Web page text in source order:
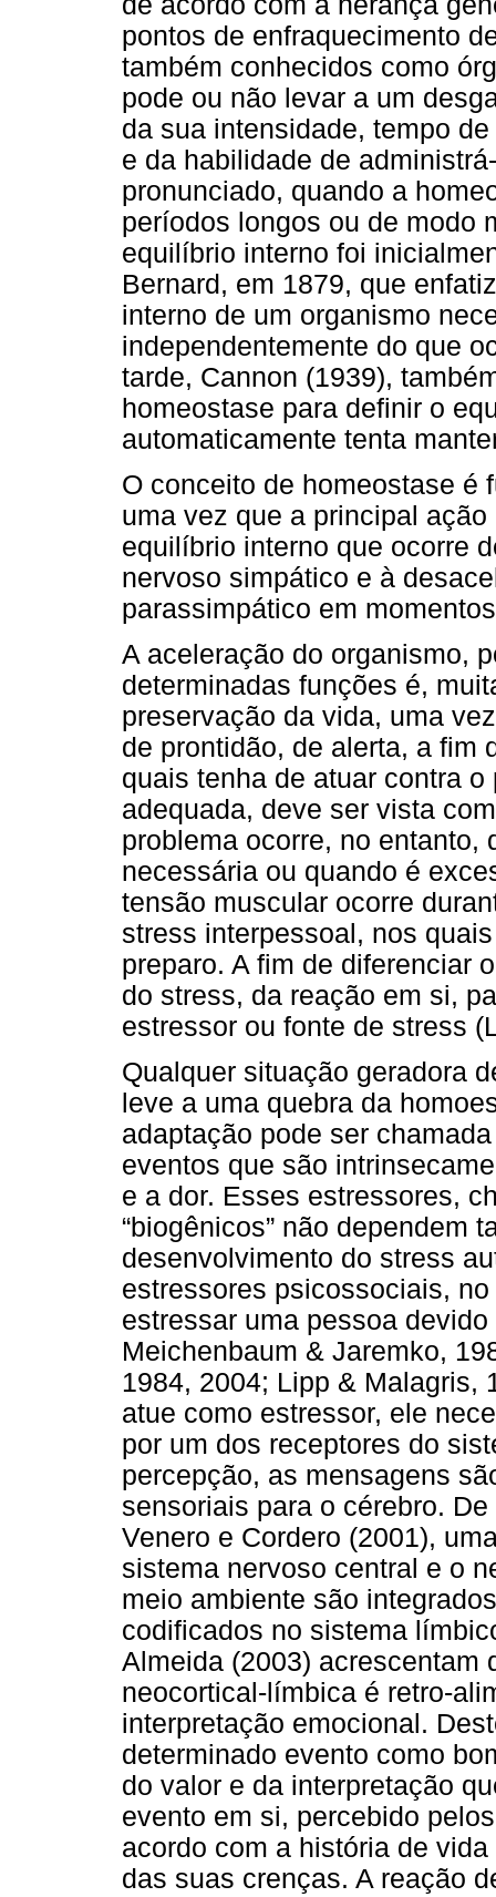
pontos de enfraquecimento
também conhecidos como
pode ou não levar a um
da sua intensidade, tempo
e da habilidade de
pronunciado, quando a
períodos longos ou de modo
equilíbrio interno foi
Bernard, em 1879, que
interno de um organismo
independentemente do que
tarde, Cannon (1939),
homeostase para definir o
automaticamente tenta
O conceito de homeostase é
uma vez que a principal
equilíbrio interno que ocorre
nervoso simpático e à
parassimpático em
A aceleração do organismo,
determinadas funções é,
preservação da vida, uma
de prontidão, de alerta, a fim
quais tenha de atuar contra
adequada, deve ser vista
problema ocorre, no entanto,
necessária ou quando é
tensão muscular ocorre
stress interpessoal, nos
preparo. A fim de diferenciar
do stress, da reação em si,
estressor ou fonte de stress
Qualquer situação geradora
leve a uma quebra da
adaptação pode ser
eventos que são
e a dor. Esses estressores,
“biogênicos” não dependem
desenvolvimento do stress
estressores psicossociais,
estressar uma pessoa
Meichenbaum & Jaremko,
1984, 2004; Lipp & Malagris,
atue como estressor, ele
por um dos receptores do
percepção, as mensagens
sensoriais para o cérebro.
Venero e Cordero (2001),
sistema nervoso central e o
meio ambiente são
codificados no sistema
Almeida (2003) acrescentam
neocortical-límbica é retro-
interpretação emocional.
determinado evento como
do valor e da interpretação
evento em si, percebido
acordo com a história de
das suas crenças. A reação